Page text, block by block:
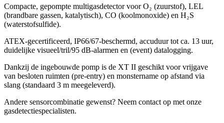
Compacte, gepompte multigasdetector voor O₂ (zuurstof), LEL
(brandbare gassen, katalytisch), CO (koolmonoxide) en H₂S
(waterstofsulfide).
ATEX-gecertificeerd, IP66/67-beschermd, accuduur tot ca. 13 uur,
duidelijke visueel/tril/95 dB-alarmen en (event) datalogging.
Dankzij de ingebouwde pomp is de XT II geschikt voor vrijgave
van besloten ruimten (pre-entry) en monstername op afstand via
slang (standaard 3 m meegeleverd).
Andere sensorcombinatie gewenst? Neem contact op met onze
gasdetectiespecialisten.